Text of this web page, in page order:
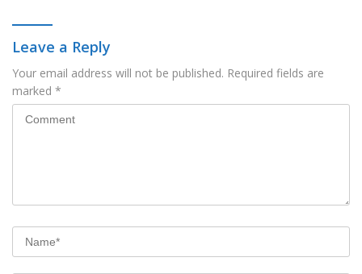
Leave a Reply
Your email address will not be published. Required fields are
marked *